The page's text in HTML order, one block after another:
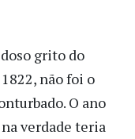
grito do
não foi o
O ano
verdade teria